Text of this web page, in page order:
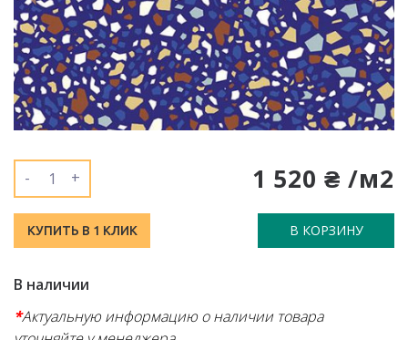
1 520 ₴ /м2
- +
КУПИТЬ В 1 КЛИК В КОРЗИНУ
В наличии
*Актуальную информацию о наличии товара